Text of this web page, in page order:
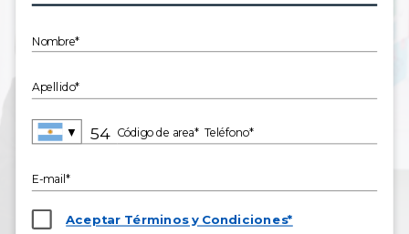
Nombre*
Apellido*
▼ Código de area* Teléfono*
E-mail*
Aceptar Términos y Condiciones*